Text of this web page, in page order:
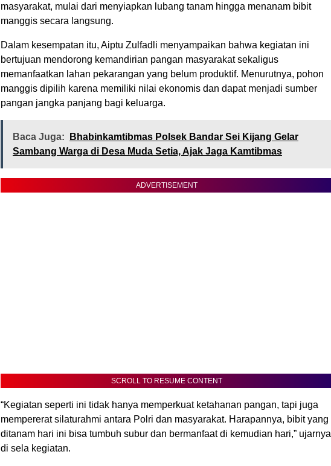
masyarakat, mulai dari menyiapkan lubang tanam hingga menanam bibit
manggis secara langsung.
Dalam kesempatan itu, Aiptu Zulfadli menyampaikan bahwa kegiatan ini
bertujuan mendorong kemandirian pangan masyarakat sekaligus
memanfaatkan lahan pekarangan yang belum produktif. Menurutnya, pohon
manggis dipilih karena memiliki nilai ekonomis dan dapat menjadi sumber
pangan jangka panjang bagi keluarga.
Baca Juga:
Bhabinkamtibmas Polsek Bandar Sei Kijang Gelar
Sambang Warga di Desa Muda Setia, Ajak Jaga Kamtibmas
ADVERTISEMENT
SCROLL TO RESUME CONTENT
“Kegiatan seperti ini tidak hanya memperkuat ketahanan pangan, tapi juga
mempererat silaturahmi antara Polri dan masyarakat. Harapannya, bibit yang
ditanam hari ini bisa tumbuh subur dan bermanfaat di kemudian hari,” ujarnya
di sela kegiatan.